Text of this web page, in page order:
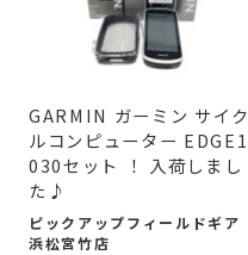
GARMIN ガーミン サイク
ルコンピューター EDGE1
030セット ！ 入荷しまし
た♪
ピックアップフィールドギア
浜松宮竹店